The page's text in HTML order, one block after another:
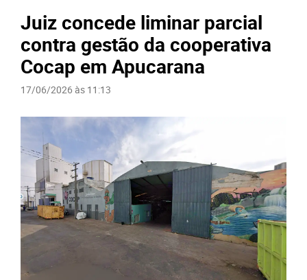
Juiz concede liminar parcial
contra gestão da cooperativa
Cocap em Apucarana
17/06/2026 às 11:13